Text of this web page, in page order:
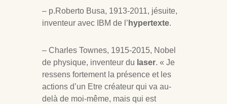
– p.Roberto Busa, 1913-2011, jésuite,
inventeur avec IBM de l’ hypertexte.
– Charles Townes, 1915-2015, Nobel
de physique, inventeur du laser. « Je
ressens fortement la présence et les
actions d’un Etre créateur qui va au-
delà de moi-même, mais qui est